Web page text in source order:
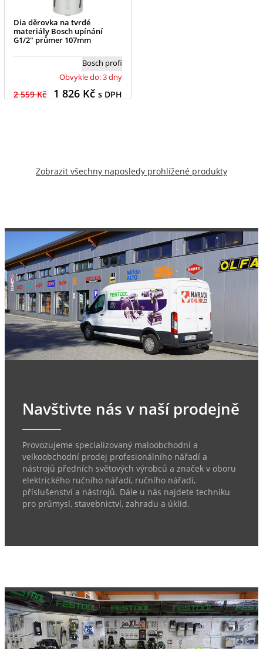
Dia děrovka na tvrdé
materiály Bosch upínání
G1/2" průmer 107mm
Bosch profi
Obvykle do: 3 dny
2 559 Kč 1 826Kč s DPH
Zobrazit všechny naposledy prohlížené produkty
Navštivte nás v naší prodejně
Provozujeme specializovaný maloobchodní a
velkoobchodní prodej profesionálního nářadí a
nástrojů předních světových výrobců a značek v oboru
elektrického ručního nářadí, ručního nářadí,
příslušenství a nástrojů. Dále u nás najdete techniku
pro průmysl, stavebnictví, zahradu a úklid.